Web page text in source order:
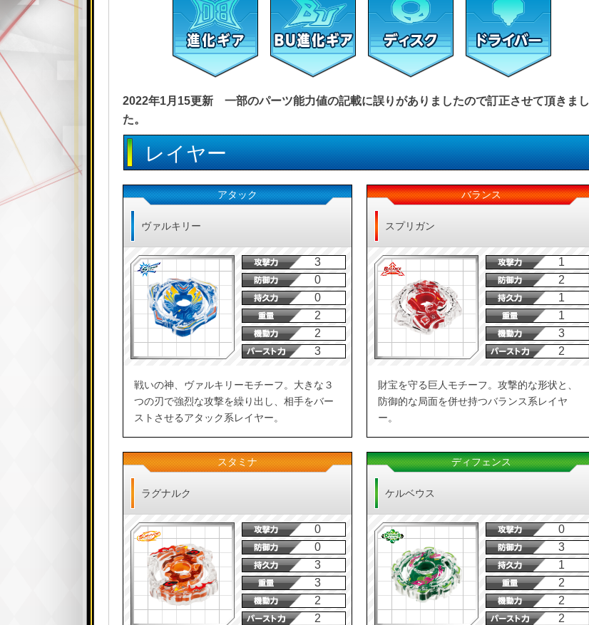
2022年1月15更新 一部のパーツ能力値の記載に誤りがありましたので訂正させて頂きまし
た。
レイヤー
アタック
ヴァルキリー
3
0
0
2
2
3
戦いの神、ヴァルキリーモチーフ。大きな３
つの刃で強烈な攻撃を繰り出し、相手をバー
ストさせるアタック系レイヤー。
バランス
スプリガン
1
2
1
1
3
2
財宝を守る巨人モチーフ。攻撃的な形状と、
防御的な局面を併せ持つバランス系レイヤ
ー。
スタミナ
ラグナルク
0
0
3
3
2
2
ディフェンス
ケルベウス
0
3
1
2
2
2